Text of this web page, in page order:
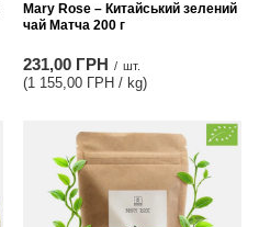
Mary Rose – Китайський зелений
чай Матча 200 г
231,00 ГРН / шт.
(1 155,00 ГРН / kg)